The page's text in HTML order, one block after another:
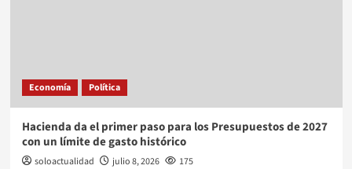
Economía Política
Hacienda da el primer paso para los Presupuestos de 2027
con un límite de gasto histórico
soloactualidad julio 8, 2026 175